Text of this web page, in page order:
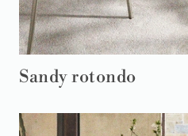
Sandy rotondo